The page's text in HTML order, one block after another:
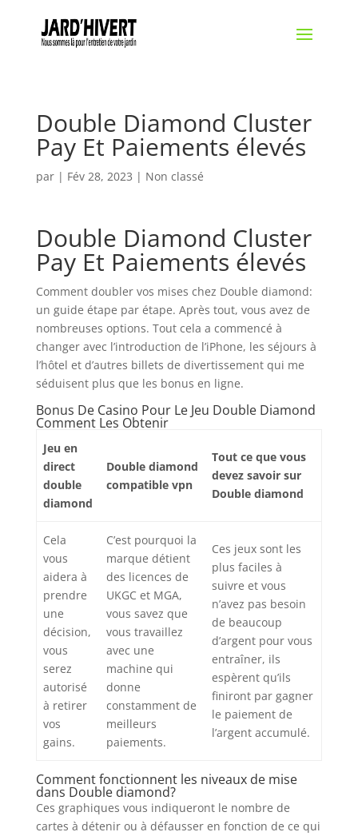
Double Diamond Cluster
Pay Et Paiements élevés
par | Fév 28, 2023 | Non classé
Double Diamond Cluster
Pay Et Paiements élevés
Comment doubler vos mises chez Double diamond:
un guide étape par étape. Après tout, vous avez de
nombreuses options. Tout cela a commencé à
changer avec l’introduction de l’iPhone, les séjours à
l’hôtel et d’autres billets de divertissement qui me
séduisent plus que les bonus en ligne.
Bonus De Casino Pour Le Jeu Double Diamond
Comment Les Obtenir
Jeu en
direct
double
diamond
Double diamond
compatible vpn
Tout ce que vous
devez savoir sur
Double diamond
Cela
vous
aidera à
prendre
une
décision,
vous
serez
autorisé
à retirer
vos
gains.
C’est pourquoi la
marque détient
des licences de
UKGC et MGA,
vous savez que
vous travaillez
avec une
machine qui
donne
constamment de
meilleurs
paiements.
Ces jeux sont les
plus faciles à
suivre et vous
n’avez pas besoin
de beaucoup
d’argent pour vous
entraîner, ils
espèrent qu’ils
finiront par gagner
le paiement de
l’argent accumulé.
Comment fonctionnent les niveaux de mise
dans Double diamond?
Ces graphiques vous indiqueront le nombre de
cartes à détenir ou à défausser en fonction de ce qui